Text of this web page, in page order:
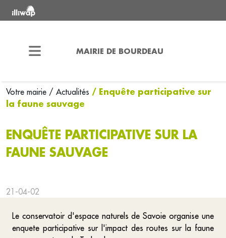
MAIRIE DE BOURDEAU
Votre mairie / Actualités / Enquête participative sur
la faune sauvage
ENQUÊTE PARTICIPATIVE SUR LA
FAUNE SAUVAGE
21-04-02
Le conservatoir d'espace naturels de Savoie organise une
enquete participative sur l'impact des routes sur la faune